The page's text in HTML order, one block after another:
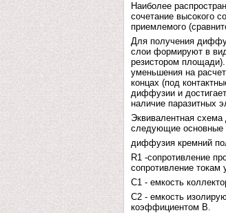
Наиболее
сочетание высокого
приемлемого
Для получения
слои формируют в
резистором
уменьшения на
концах (под
диффузии и
наличие паразитных
Эквивалентная
следующие основные
диффузия кремний
R1 -сопротивление
сопротивление токам
С1 - емкость
С2 - емкость
коэффициентом В.